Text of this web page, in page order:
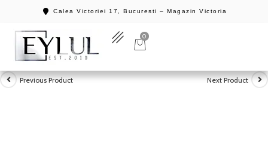
Calea Victoriei 17, Bucuresti – Magazin Victoria
0
Previous Product Next Product